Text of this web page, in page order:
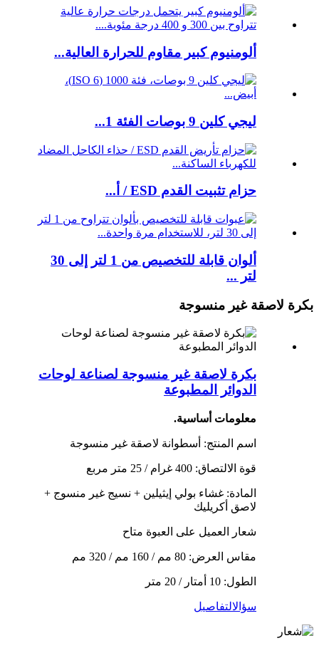
ألومنيوم كبير مقاوم للحرارة العالية...
ليجي كلين 9 بوصات الفئة 1...
حزام تثبيت القدم ESD / أ...
ألوان قابلة للتخصيص من 1 لتر إلى 30
لتر ...
بكرة لاصقة غير منسوجة
بكرة لاصقة غير منسوجة لصناعة لوحات
الدوائر المطبوعة
معلومات أساسية.
اسم المنتج: أسطوانة لاصقة غير منسوجة
قوة الالتصاق: 400 غرام / 25 متر مربع
المادة: غشاء بولي إيثيلين + نسيج غير منسوج +
لاصق أكريليك
شعار العميل على العبوة متاح
مقاس العرض: 80 مم / 160 مم / 320 مم
الطول: 10 أمتار / 20 متر
سؤالالتفاصيل